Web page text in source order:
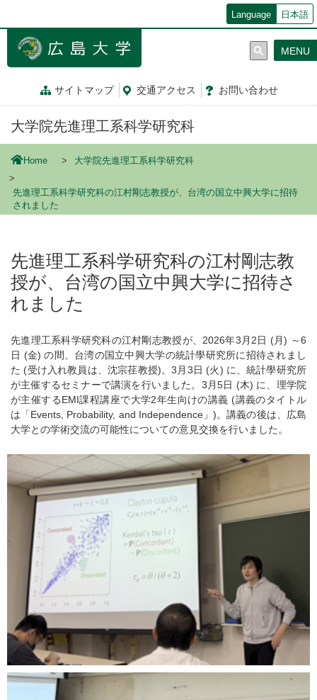
ン
Language 日本語
サイトマップ 交通アクセス お問い合わせ
MENU
大学院先進理工系科学研究科
Home 大学院先進理工系科学研究科
先進理工系科学研究科の江村剛志教授が、台湾の国立中興大学に招待
されました
先進理工系科学研究科の江村剛志教
授が、台湾の国立中興大学に招待さ
れました
先進理工系科学研究科の江村剛志教授が、2026年3月2日 (月) ～6
日 (金) の間、台湾の国立中興大学の統計學研究所に招待されまし
た (受け入れ教員は、沈宗荏教授)。3月3日 (火) に、統計學研究所
が主催するセミナーで講演を行いました。3月5日 (木) に、理学院
が主催するEMI課程講座で大学2年生向けの講義 (講義のタイトル
は「Events, Probability, and Independence」)。講義の後は、広島
大学との学術交流の可能性についての意見交換を行いました。